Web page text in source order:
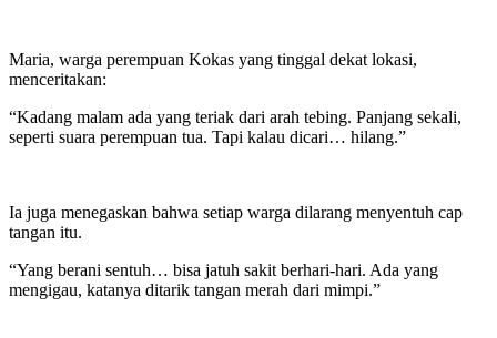
Maria, warga perempuan Kokas yang tinggal dekat lokasi,
menceritakan:
“Kadang malam ada yang teriak dari arah tebing. Panjang sekali,
seperti suara perempuan tua. Tapi kalau dicari… hilang.”
Ia juga menegaskan bahwa setiap warga dilarang menyentuh cap
tangan itu.
“Yang berani sentuh… bisa jatuh sakit berhari-hari. Ada yang
mengigau, katanya ditarik tangan merah dari mimpi.”